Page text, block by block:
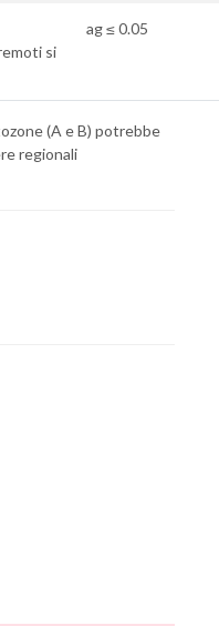
si
ag ≤ 0.05
(A e B) potrebbe
regionali